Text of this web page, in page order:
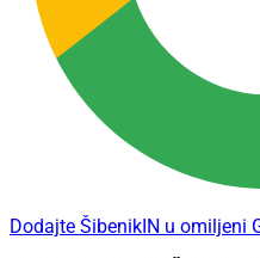
Dodajte ŠibenikIN u omiljeni